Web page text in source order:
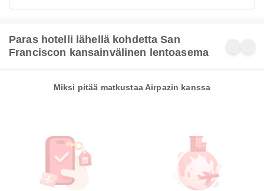
Paras hotelli lähellä kohdetta San
Franciscon kansainvälinen lentoasema
Miksi pitää matkustaa Airpazin kanssa